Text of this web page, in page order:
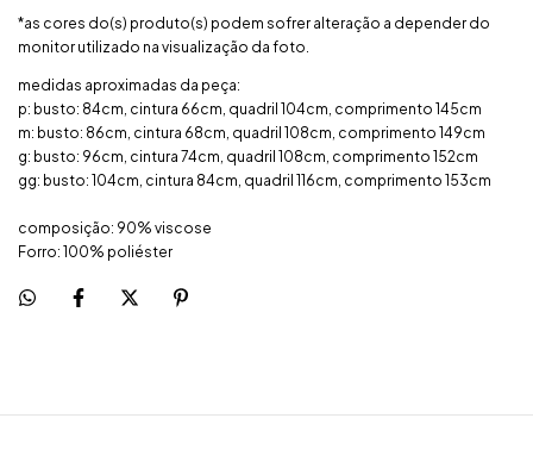
*as cores do(s) produto(s) podem sofrer alteração a depender do
monitor utilizado na visualização da foto.
medidas aproximadas da peça:
p: busto: 84cm, cintura 66cm, quadril 104cm, comprimento 145cm
m: busto: 86cm, cintura 68cm, quadril 108cm, comprimento 149cm
g: busto: 96cm, cintura 74cm, quadril 108cm, comprimento 152cm
gg: busto: 104cm, cintura 84cm, quadril 116cm, comprimento 153cm
composição: 90% viscose
Forro: 100% poliéster